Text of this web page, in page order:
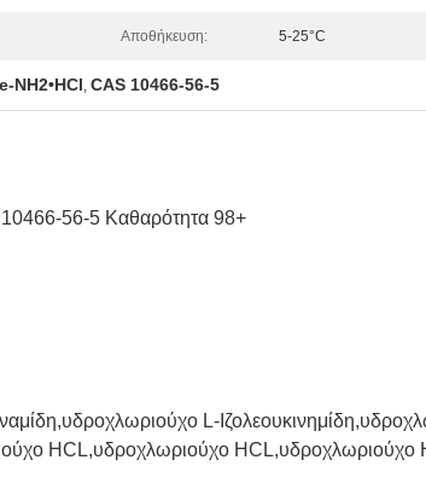
Αποθήκευση: 5-25°C
NH2•HCl, CAS 10466-56-5
56-5 Καθαρότητα 98+
L-
HCL,υδροχλωριούχο HCL,υδροχλωριούχο